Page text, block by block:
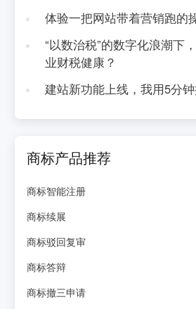
体验一把网站带着营销跑的
“以数治税”的数字化浪潮下
业财税健康？
建站新功能上线，我用5分
商标产品推荐
商标智能注册
商标续展
商标驳回复审
商标答辩
商标撤三申请